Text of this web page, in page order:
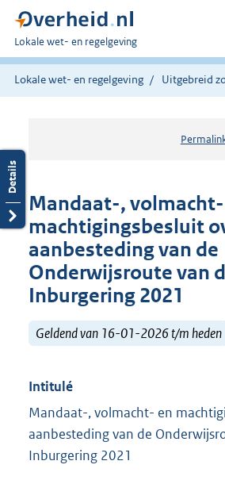
U
bent
hier:
Lokale wet- en regelgeving
Lokale wet- en regelgeving Uitgebreid
Mandaat-,
machtigingsbesluit
aanbesteding van de
Onderwijsroute van
Inburgering 2021
Geldend van 16-01-2026 t/m heden
Intitulé
Mandaat-, volmacht- en
aanbesteding van de
Inburgering 2021